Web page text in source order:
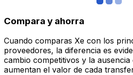
Compara y ahorra
Cuando comparas Xe con los
proveedores, la diferencia es
cambio competitivos y la
aumentan el valor de cada